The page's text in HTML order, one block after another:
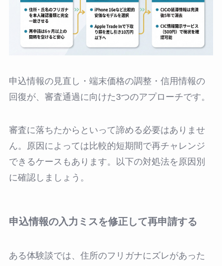
申込情報の見直し・端末価格の調整・信用情報の
回復が、審査通過に向けた3つのアプローチです。
審査に落ちたからといって諦める必要はありませ
ん。原因によっては比較的短期間で再チャレンジ
できるケースもあります。以下の対処法を原因別
に確認しましょう。
申込情報の入力ミスを修正して再申請する
ある体験談では、住所のフリガナにズレがあった